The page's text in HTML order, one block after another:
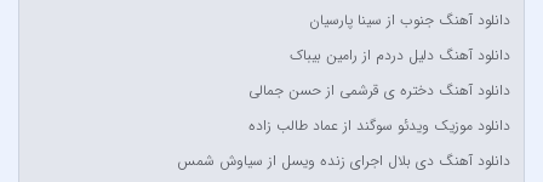
AFROJACK
Ahmadreza Habibiyan
Akon
Alexandra Stan
Amir Khalvat
دانلود آهنگ جنوب از سینا پارسیان
دانلود آهنگ دلیل دردم از رامین بیباک
دانلود آهنگ دختره ی قرشمی از حسن جمالی
دانلود موزیک ویدئو سوگند از عماد طالب زاده
دانلود آهنگ دی بلال اجرای زنده ویسل از سیاوش شمس